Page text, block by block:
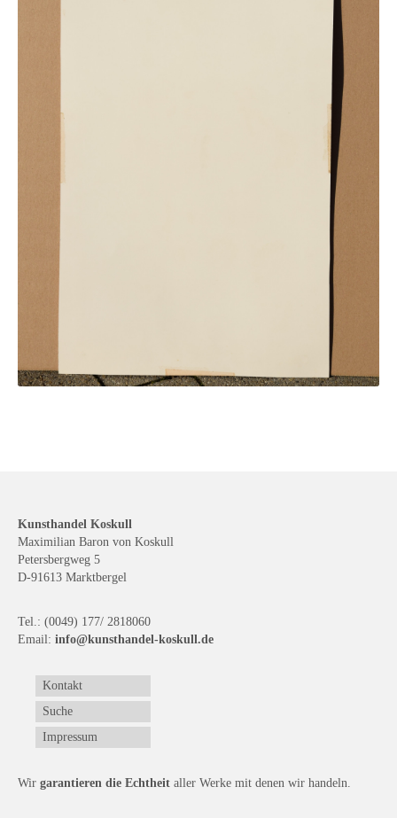
Kunsthandel Koskull
Maximilian Baron von Koskull
Petersbergweg 5
D-91613 Marktbergel
Tel.: (0049) 177/ 2818060
Email: info@kunsthandel-koskull.de
Kontakt
Suche
Impressum
Wir garantieren die Echtheit aller Werke mit denen wir handeln.